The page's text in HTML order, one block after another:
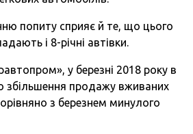
попиту сприяє й те, що цього
і 8-річні автівки.
у березні 2018 року в
збільшення продажу вживаних
з березнем минулого